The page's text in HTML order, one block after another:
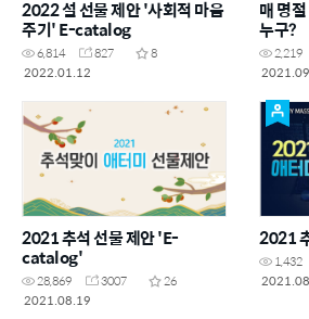
2022 설 선물 제안 '사회적 마음
주기' E-catalog
6,814 827
8
2022.01.12
매 명
누구?
2,219
2021 추석 선물 제안 'E-
catalog'
28,869 3007
26
2021.08.19
2021
1,432